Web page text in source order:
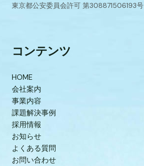
東京都公安委員会許可 第308871506193号
コンテンツ
HOME
会社案内
事業内容
課題解決事例
採用情報
お知らせ
よくある質問
お問い合わせ